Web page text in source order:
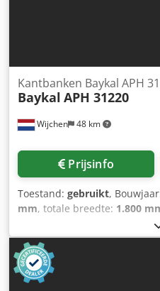
Wijchen 48 km
Kantbanken Baykal APH
Baykal APH 31220
Prijsinfo
Toestand: gebruikt,
mm, totale breedte: 1.800
Kleur: Grijs Gewicht: 10.400
Bouwjaar: 1994 -
certificaat aanwezig: Nee -
Aansturing: Conventioneel -
assen [st.]: 3: Y1+Y2+X -